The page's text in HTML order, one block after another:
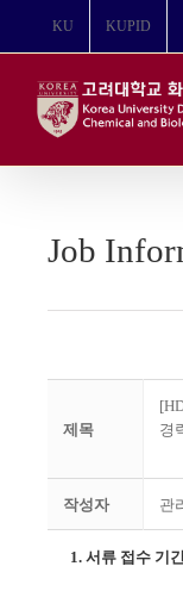
뛰
KU KUPID
Job
제목
경
작성자 관
1. 서류 접수 기